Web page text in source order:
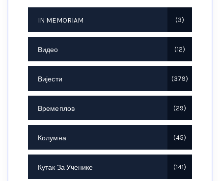
IN MEMORIAM 3
Видео 12
Вијести 379
Времеплов 29
Колумна 45
Кутак За Ученике 141